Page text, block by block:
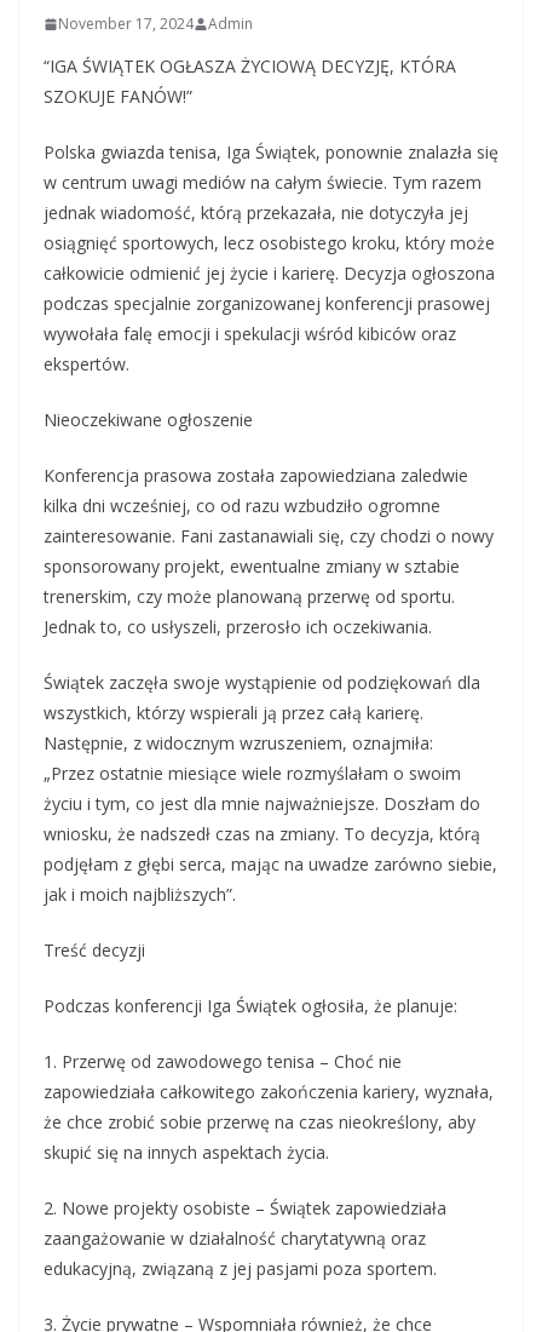
November 17, 2024 Admin
“IGA ŚWIĄTEK OGŁASZA ŻYCIOWĄ DECYZJĘ, KTÓRA
SZOKUJE FANÓW!”
Polska gwiazda tenisa, Iga Świątek, ponownie znalazła się
w centrum uwagi mediów na całym świecie. Tym razem
jednak wiadomość, którą przekazała, nie dotyczyła jej
osiągnięć sportowych, lecz osobistego kroku, który może
całkowicie odmienić jej życie i karierę. Decyzja ogłoszona
podczas specjalnie zorganizowanej konferencji prasowej
wywołała falę emocji i spekulacji wśród kibiców oraz
ekspertów.
Nieoczekiwane ogłoszenie
Konferencja prasowa została zapowiedziana zaledwie
kilka dni wcześniej, co od razu wzbudziło ogromne
zainteresowanie. Fani zastanawiali się, czy chodzi o nowy
sponsorowany projekt, ewentualne zmiany w sztabie
trenerskim, czy może planowaną przerwę od sportu.
Jednak to, co usłyszeli, przerosło ich oczekiwania.
Świątek zaczęła swoje wystąpienie od podziękowań dla
wszystkich, którzy wspierali ją przez całą karierę.
Następnie, z widocznym wzruszeniem, oznajmiła:
„Przez ostatnie miesiące wiele rozmyślałam o swoim
życiu i tym, co jest dla mnie najważniejsze. Doszłam do
wniosku, że nadszedł czas na zmiany. To decyzja, którą
podjęłam z głębi serca, mając na uwadze zarówno siebie,
jak i moich najbliższych”.
Treść decyzji
Podczas konferencji Iga Świątek ogłosiła, że planuje:
1. Przerwę od zawodowego tenisa – Choć nie
zapowiedziała całkowitego zakończenia kariery, wyznała,
że chce zrobić sobie przerwę na czas nieokreślony, aby
skupić się na innych aspektach życia.
2. Nowe projekty osobiste – Świątek zapowiedziała
zaangażowanie w działalność charytatywną oraz
edukacyjną, związaną z jej pasjami poza sportem.
3. Życie prywatne – Wspomniała również, że chce